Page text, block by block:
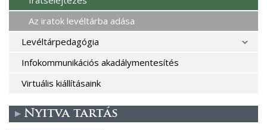
Az iratok levéltárba adása
Levéltárpedagógia
Infokommunikációs akadálymentesítés
Virtuális kiállításaink
Nyitva tartás